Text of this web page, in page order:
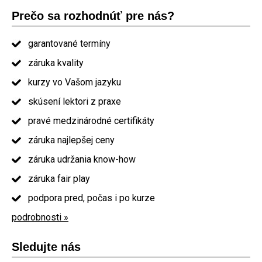
Prečo sa rozhodnúť pre nás?
garantované termíny
záruka kvality
kurzy vo Vašom jazyku
skúsení lektori z praxe
pravé medzinárodné certifikáty
záruka najlepšej ceny
záruka udržania know-how
záruka fair play
podpora pred, počas i po kurze
podrobnosti »
Sledujte nás